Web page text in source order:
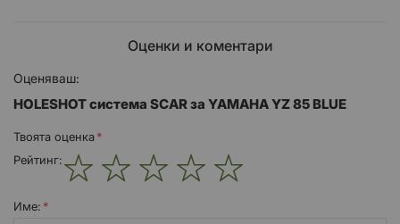
Оценки и коментари
Оценяваш:
HOLESHOT система SCAR за YAMAHA YZ 85 BLUE
Твоята оценка
Рейтинг:
Име: